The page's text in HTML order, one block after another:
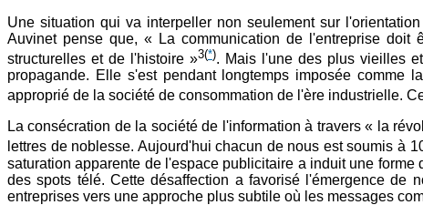
Une situation qui va interpeller non seulement sur
Auvinet pense que, « La communication de l'entreprise
structurelles et de l'histoire »3(*). Mais l'une des plus vieilles
propagande. Elle s'est pendant longtemps imposée comme
approprié de la société de consommation de l'ère industrielle.
La consécration de la société de l'information à travers « la
lettres de noblesse. Aujourd'hui chacun de nous est soumis à
saturation apparente de l'espace publicitaire a induit une
des spots télé. Cette désaffection a favorisé l'émergence de
entreprises vers une approche plus subtile où les messages